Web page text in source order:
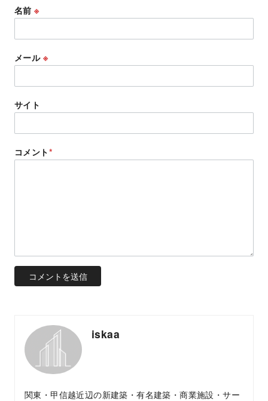
名前※
メール ※
サイト
コメント*
iskaa
関東・甲信越近辺の新建築・有名建築・商業施設・サー